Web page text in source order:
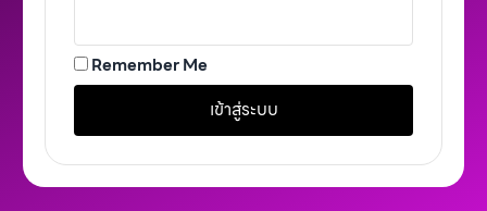
Remember Me
เข้าสู่ระบบ
A
lt
r